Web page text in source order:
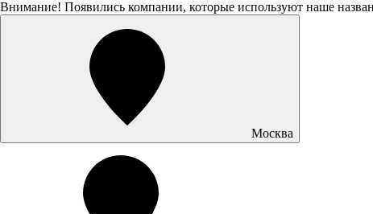
Внимание! Появились компании, которые используют наше
Москва